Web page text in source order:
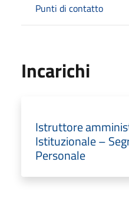
Punti di contatto
Incarichi
Istruttore
Istituzionale –
Personale